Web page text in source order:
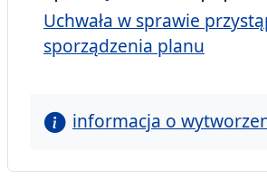
Uchwała w sprawie
sporządzenia planu
informacja o